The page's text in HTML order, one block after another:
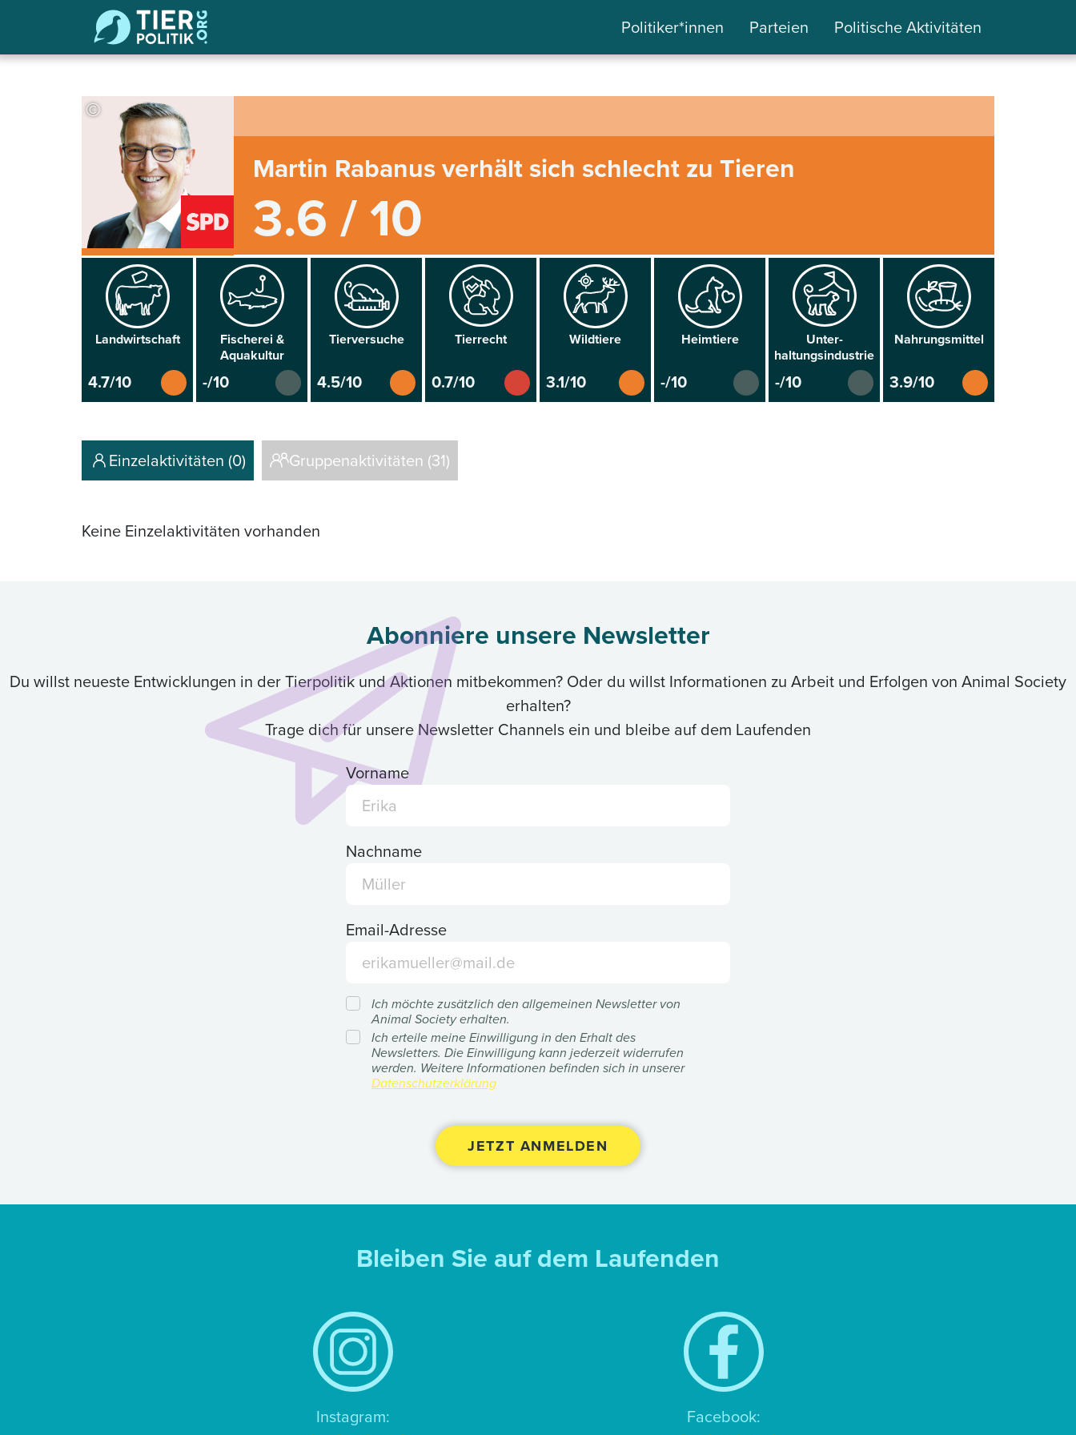
Politiker*innen Parteien Politische Aktivitäten
©
Martin Rabanus verhält sich schlecht zu Tieren
3.6 / 10
Land­wirtschaft
4.7/10
Fischerei &
Aqua­kultur
-/10
Tier­versuche
4.5/10
Tier­recht
0.7/10
Wild­tiere
3.1/10
Heim­tiere
-/10
Unter­
haltungsindustrie
-/10
Nahrungs­mittel
3.9/10
Einzelaktivitäten (0) Gruppenaktivitäten (31)
Keine Einzelaktivitäten vorhanden
Abonniere unsere Newsletter
Du willst neueste Entwicklungen in der Tierpolitik und Aktionen mitbekommen? Oder du willst Informationen zu Arbeit und Erfolgen von Animal Society
erhalten?
Trage dich für unsere Newsletter Channels ein und bleibe auf dem Laufenden
Vorname
Nachname
Email-Adresse
Ich möchte zusätzlich den allgemeinen Newsletter von
Animal Society erhalten.
Ich erteile meine Einwilligung in den Erhalt des
Newsletters. Die Einwilligung kann jederzeit widerrufen
werden. Weitere Informationen befinden sich in unserer
Datenschutzerklärung
Bleiben Sie auf dem Laufenden
Instagram:
Facebook: